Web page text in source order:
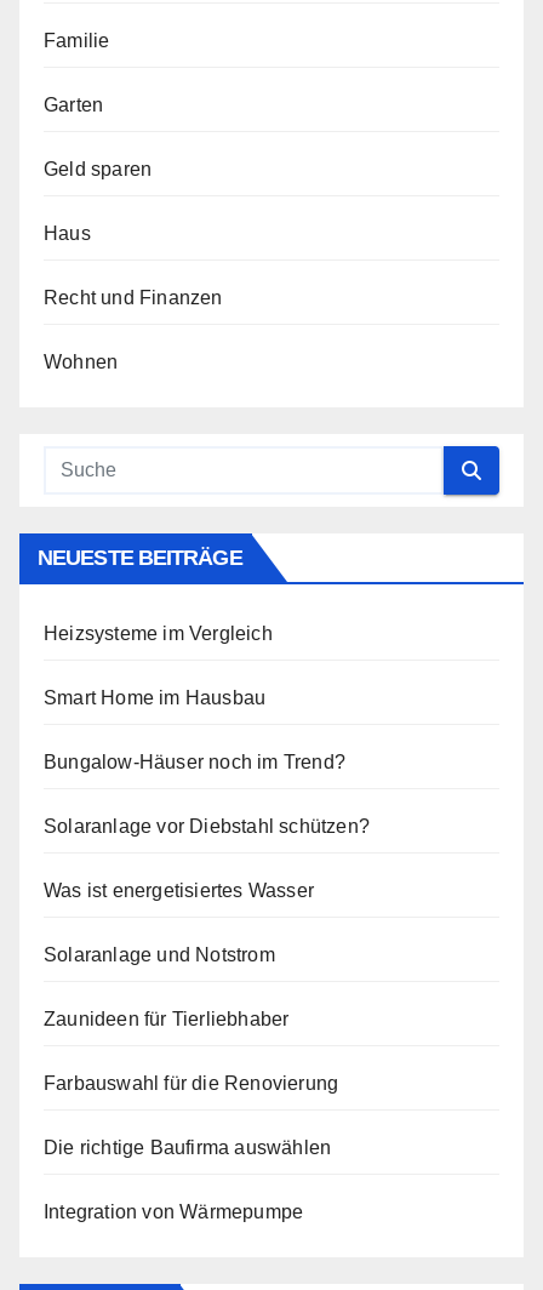
Familie
Garten
Geld sparen
Haus
Recht und Finanzen
Wohnen
NEUESTE BEITRÄGE
Heizsysteme im Vergleich
Smart Home im Hausbau
Bungalow-Häuser noch im Trend?
Solaranlage vor Diebstahl schützen?
Was ist energetisiertes Wasser
Solaranlage und Notstrom
Zaunideen für Tierliebhaber
Farbauswahl für die Renovierung
Die richtige Baufirma auswählen
Integration von Wärmepumpe